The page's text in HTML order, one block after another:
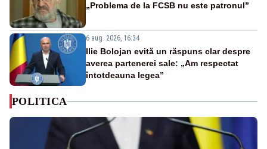
„Problema de la FCSB nu este patronul”
6 aug. 2026, 16:34
Ilie Bolojan evită un răspuns clar despre
averea partenerei sale: „Am respectat
întotdeauna legea”
POLITICA